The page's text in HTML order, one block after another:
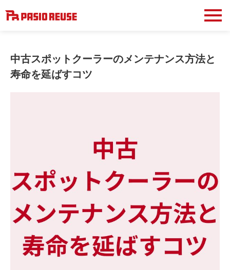
中古スポットクーラーのメンテナンス方法と
寿命を延ばすコツ